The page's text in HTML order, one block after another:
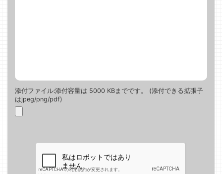
添付ファイル:添付容量は 5000 KBまでです。 (添付できる拡張子
はjpeg/png/pdf)